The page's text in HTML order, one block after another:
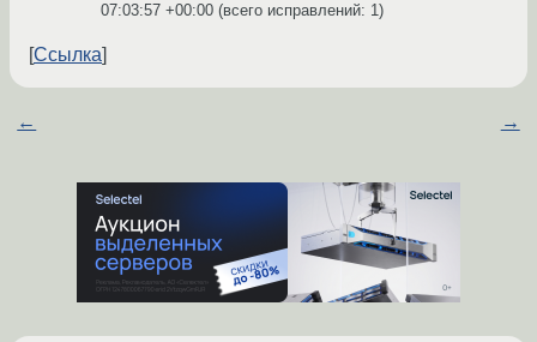
07:03:57 +00:00 (всего исправлений: 1)
Ссылка
← →